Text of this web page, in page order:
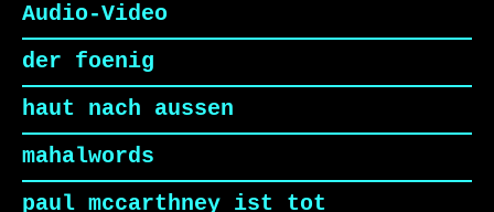
Audio-Video
der foenig
haut nach aussen
mahalwords
paul mccarthney ist tot